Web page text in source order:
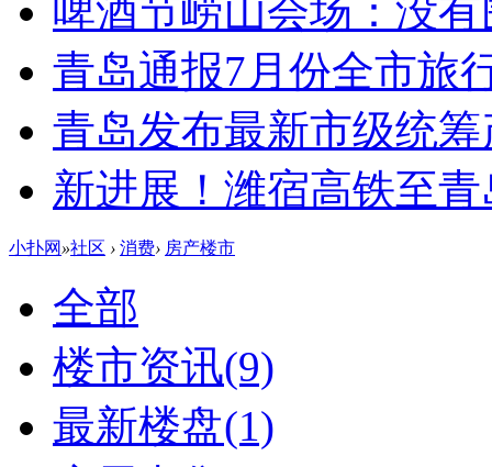
啤酒节崂山会场：没有
青岛通报7月份全市旅
青岛发布最新市级统
新进展！潍宿高铁至
小扑网 »社区 › 消费› 房产楼市
全部
楼市资讯(9)
最新楼盘(1)